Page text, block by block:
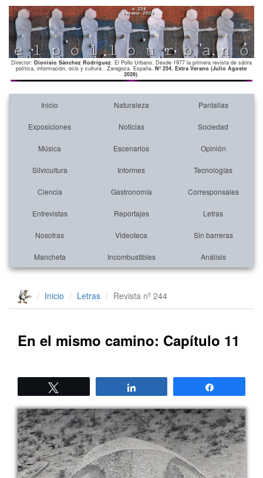
Director: Dionisio Sánchez Rodríguez. El Pollo Urbano. Desde 1977 la primera revista de sátira
política, información, ocio y cultura . Zaragoza. España. Nº 254. Extra Verano (Julio Agosto
2026).
Inicio Naturaleza Pantallas
Exposiciones Noticias Sociedad
Música Escenarios Opinión
Silvicultura Informes Tecnologías
Ciencia Gastronomía Corresponsales
Entrevistas Reportajes Letras
Nosotras Videoteca Sin barreras
Mancheta Incombustibles Análisis
Inicio Letras Revista nº 244
En el mismo camino: Capítulo 11